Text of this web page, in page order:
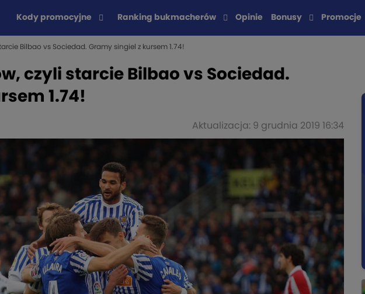
Kody promocyjne Ranking bukmacherów Opinie Bonusy Promocje
Bilbao vs Sociedad. Gramy singiel z kursem 1.74!
czyli starcie Bilbao vs Sociedad.
1.74!
Aktualizacja: 9 grudnia 2019 16:34